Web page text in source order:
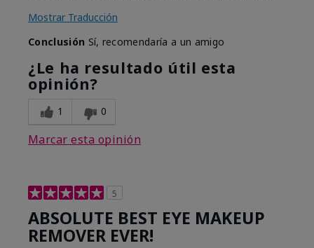
Mostrar Traducción
Conclusión Sí, recomendaría a un amigo
¿Le ha resultado útil esta
opinión?
1 0
Marcar esta opinión
5
ABSOLUTE BEST EYE MAKEUP
REMOVER EVER!